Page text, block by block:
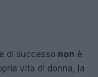
di successo non è
vita di donna, la